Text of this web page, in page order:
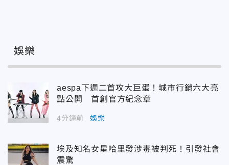
娛樂
aespa下週二首攻大巨蛋！城市行銷六大亮
點公開 首創官方紀念章
4分鐘前 娛樂
埃及知名女星哈里發涉毒被判死！引發社會
震驚